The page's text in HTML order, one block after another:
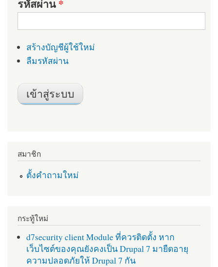
รหัสผ่าน*
สร้างบัญชีผู้ใช้ใหม่
ลืมรหัสผ่าน
สมาชิก
ตั้งคำถามใหม่
กระทู้ใหม่
d7security client Module ที่ควรติดตั้ง หาก
เว็บไซต์ของคุณยังคงเป็น Drupal 7 มายืดอายุ
ความปลอดภัยให้ Drupal 7 กัน